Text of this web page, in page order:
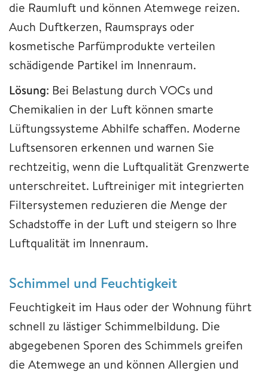
die Raumluft und können Atemwege reizen.
Auch Duftkerzen, Raumsprays oder
kosmetische Parfümprodukte verteilen
schädigende Partikel im Innenraum.
Lösung: Bei Belastung durch VOCs und
Chemikalien in der Luft können smarte
Lüftungssysteme Abhilfe schaffen. Moderne
Luftsensoren erkennen und warnen Sie
rechtzeitig, wenn die Luftqualität Grenzwerte
unterschreitet. Luftreiniger mit integrierten
Filtersystemen reduzieren die Menge der
Schadstoffe in der Luft und steigern so Ihre
Luftqualität im Innenraum.
Schimmel und Feuchtigkeit
Feuchtigkeit im Haus oder der Wohnung führt
schnell zu lästiger Schimmelbildung. Die
abgegebenen Sporen des Schimmels greifen
die Atemwege an und können Allergien und